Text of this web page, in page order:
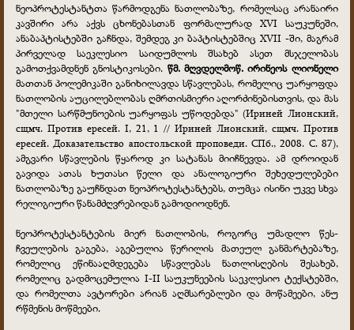
ნეოპროტესტანტთა წარმოდგენა ნათლობაზე, რომელსაც არანაირი
კავშირი არა აქვს ცხონებასთან ფორმალურად XVI საუკუნეში,
ანაბაპტისტებში გაჩნდა, შემდეგ კი ბაპტისტებშიც XVII -ში, მაგრამ
პირველად საეკლესიო საიდუმლოს შსახებ ასეთ მსჯელობას
გამოთქვამდნენ გნოსტიკოსები. წმ. მღვდელმოწ. ირინეოს ლიონელი
მათთან პოლემიკაში განიხილავდა სწავლებას, რომელიც უარყოფდა
ნათლობის აუცილებლობას ღმრთისმიერი აღორძინებისთვის, და მას
"მთელი სარწმუნოების უარყოფას უწოდებდა" (Ириней Лионский,
сщмч. Против ересей. I, 21, 1 // Ириней Лионский, сщмч. Против
ересей. Доказательство апостольской проповеди. СПб., 2008. С. 87),
ამგვარი სწავლების წყაროდ კი სატანას მიიჩნევდა. ამ დროიდან
გავიდა ათას ხუთასი წელი და ანალოგიური შეხედულებები
ნათლობაზე გაუჩნდათ ნეოპროტესტანტებს, თუმცა ისინი უკვე სხვა
რელიგიური წანამძღვრებიდან გამოდიოდნენ.
ნეოპროტესტანტების მიერ ნათლობის, როგორც უმადლო წეს-
ჩვეულების გაგება, აგებულია წერილის მათეულ განმარტებაზე,
რომელიც ეწინააღმდეგება სწავლებას ნათლისღების შესახებ,
რომელიც გადმოცემულია I-II საუკუნეების საეკლესიო ტექსტებში,
და რომელთა ავტორები არიან აღმსარებლები და მოწამეები, ანუ
რწმენის მოწმეები.